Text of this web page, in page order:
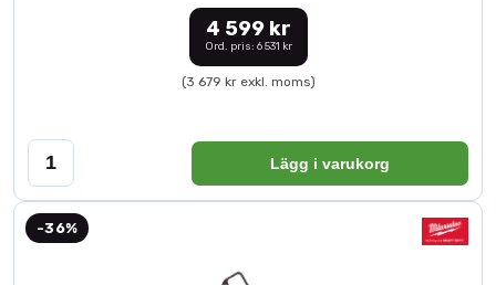
4 599 kr
Ord. pris: 6 531 kr
(3 679 kr exkl. moms)
Lägg i varukorg
-36%